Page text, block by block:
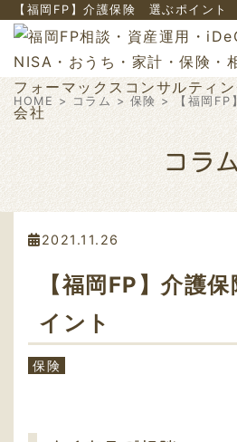
【福岡FP】介護保険 選ぶポイント
HOME > コラム >保険> 【福岡FP
コラ
2021.11.26
【福岡FP】介護
イント
保険